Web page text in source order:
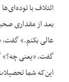
ائتلاف با
بعد از مقداری
عالی بکنم.» گفت،
گفت، «یعنی چه؟»
این‌که شما